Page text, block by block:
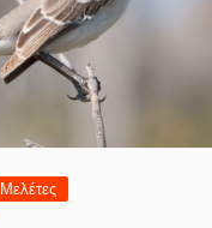
Μελέτες